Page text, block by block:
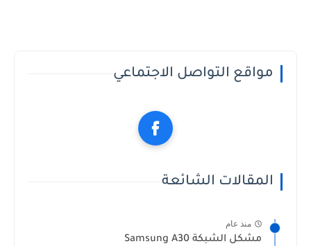
مواقع التواصل الاجتماعي
المقالات الشائعة
منذ عام
مشكل الشبكة Samsung A30